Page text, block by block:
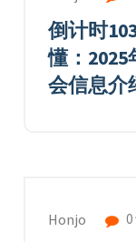
倒计时
懂：2025
会信息介
Honjo 0